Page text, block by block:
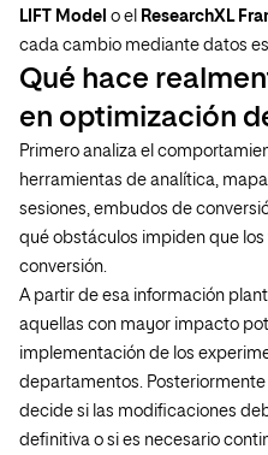
LIFT Model o el ResearchXL
cada cambio mediante datos
Qué hace
en optimización
Primero analiza el
herramientas de analítica,
sesiones, embudos de
qué obstáculos impiden que
conversión.
A partir de esa información
aquellas con mayor impacto
implementación de los
departamentos.
decide si las modificaciones
definitiva o si es necesario